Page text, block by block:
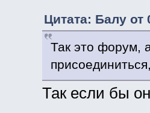
Цитата: Балу от
Так это форум,
Так если бы